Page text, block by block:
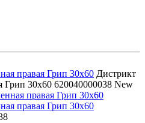
правая Грип 30x60 Дистрикт
Грип 30x60 620040000038 New
правая Грип 30x60